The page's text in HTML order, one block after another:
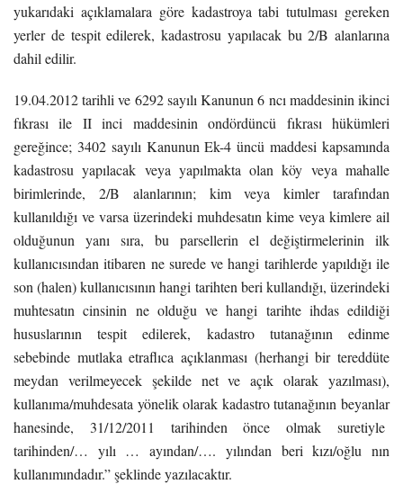
yukarıdaki açıklamalara göre kadastroya tabi tutulması gereken
yerler de tespit edilerek, kadastrosu yapılacak bu 2/B alanlarına
dahil edilir.
19.04.2012 tarihli ve 6292 sayılı Kanunun 6 ncı maddesinin ikinci
fıkrası ile II inci maddesinin ondördüncü fıkrası hükümleri
gereğince; 3402 sayılı Kanunun Ek-4 üncü maddesi kapsamında
kadastrosu yapılacak veya yapılmakta olan köy veya mahalle
birimlerinde, 2/B alanlarının; kim veya kimler tarafından
kullanıldığı ve varsa üzerindeki muhdesatın kime veya kimlere ail
olduğunun yanı sıra, bu parsellerin el değiştirmelerinin ilk
kullanıcısından itibaren ne surede ve hangi tarihlerde yapıldığı ile
son (halen) kullanıcısının hangi tarihten beri kullandığı, üzerindeki
muhtesatın cinsinin ne olduğu ve hangi tarihte ihdas edildiği
hususlarının tespit edilerek, kadastro tutanağının edinme
sebebinde mutlaka etraflıca açıklanması (herhangi bir tereddüte
meydan verilmeyecek şekilde net ve açık olarak yazılması),
kullanıma/muhdesata yönelik olarak kadastro tutanağının beyanlar
hanesinde, 31/12/2011 tarihinden önce olmak suretiyle
tarihinden/… yılı … ayından/…. yılından beri kızı/oğlu nın
kullanımındadır.” şeklinde yazılacaktır.